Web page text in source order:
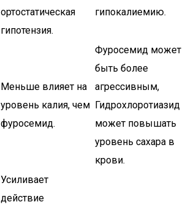
ортостатическая
гипотензия.
гипокалиемию.
Меньше влияет на
уровень калия, чем
фуросемид.
Фуросемид может
быть более
агрессивным,
Гидрохлоротиазид
может повышать
уровень сахара в
крови.
Усиливает
действие